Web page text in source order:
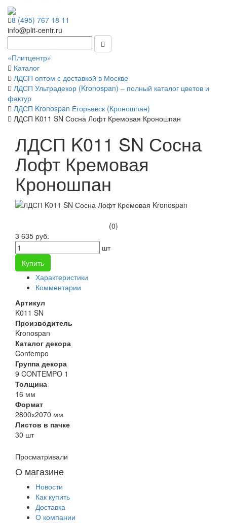
8 (495) 767 18 11
info@plit-centr.ru
«Плитцентр»
Каталог
ЛДСП оптом с доставкой в Москве
ЛДСП Ультрадекор (Kronospan) – полный каталог цветов и
фактур
ЛДСП Kronospan Егорьевск (Кроношпан)
ЛДСП K011 SN Сосна Лофт Кремовая Кроношпан
ЛДСП K011 SN Сосна
Лофт Кремовая
Кроношпан
(0)
3 635 руб.
шт
Купить
Характеристики
Комментарии
Артикул
K011 SN
Производитель
Kronospan
Каталог декора
Contempo
Группа декора
9 CONTEMPO 1
Толщина
16 мм
Формат
2800х2070 мм
Листов в пачке
30 шт
Просматривали
О магазине
Новости
Как купить
Доставка
О компании